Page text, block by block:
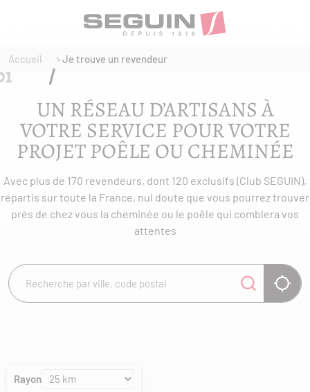
Accueil Je trouve un revendeur
UN RÉSEAU D’ARTISANS À
VOTRE SERVICE POUR VOTRE
PROJET POÊLE OU CHEMINÉE
Avec plus de 170 revendeurs, dont 120 exclusifs (Club SEGUIN),
répartis sur toute la France, nul doute que vous pourrez trouver
près de chez vous la cheminée ou le poêle qui comblera vos
attentes
Rayon